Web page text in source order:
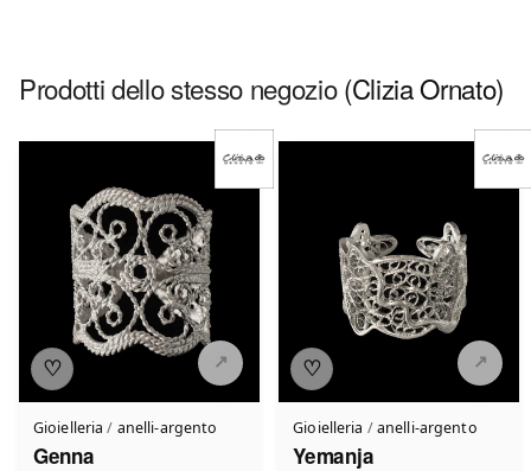
Prodotti dello stesso negozio(Clizia Ornato)
♡
Gioielleria / anelli-argento
Genna
♡
Gioielleria /anelli-argento
Yemanja